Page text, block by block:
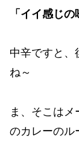
「イイ感じの
中辛ですと、
ね～
ま、そこは
のカレーのル